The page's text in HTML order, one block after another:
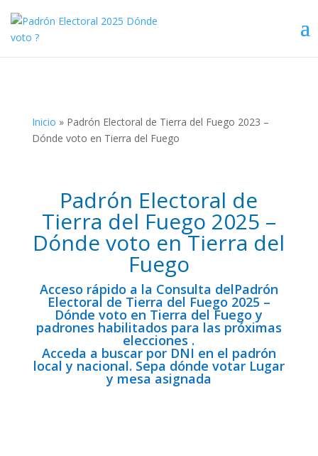
Inicio » Padrón Electoral de Tierra del Fuego 2023 –
Dónde voto en Tierra del Fuego
Padrón Electoral de
Tierra del Fuego 2025 –
Dónde voto en Tierra del
Fuego
Acceso rápido a la Consulta delPadrón
Electoral de Tierra del Fuego 2025 –
Dónde voto en Tierra del Fuego y
padrones habilitados para las próximas
elecciones .
Acceda a buscar por DNI en el padrón
local y nacional. Sepa dónde votar Lugar
y mesa asignada